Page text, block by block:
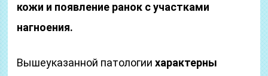
кожи и появление ранок с участками
нагноения.
Вышеуказанной патологиихарактерны